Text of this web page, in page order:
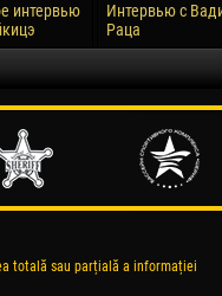
интервью
Интервью с
Раца
totală sau parțială a informației